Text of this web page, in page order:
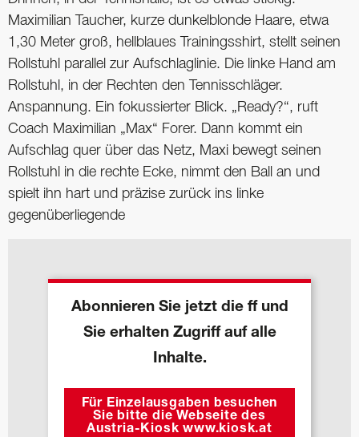
Maximilian Taucher, kurze dunkelblonde Haare, etwa
1,30 Meter groß, hellblaues Trainingsshirt, stellt seinen
Rollstuhl parallel zur Aufschlaglinie. Die linke Hand am
Rollstuhl, in der Rechten den Tennisschläger.
Anspannung. Ein fokussierter Blick. „Ready?“, ruft
Coach Maximilian „Max“ Forer. Dann kommt ein
Aufschlag quer über das Netz, Maxi bewegt seinen
Rollstuhl in die rechte Ecke, nimmt den Ball an und
spielt ihn hart und präzise zurück ins linke
gegenüberliegende
Abonnieren Sie jetzt die ff und
Sie erhalten Zugriff auf alle
Inhalte.
Für Einzelausgaben besuchen
Sie bitte die Webseite des
Austria-Kiosk www.kiosk.at